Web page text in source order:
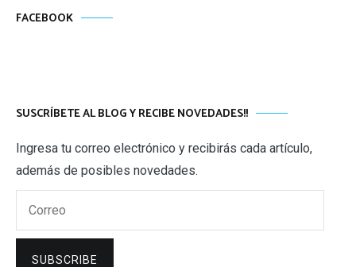
FACEBOOK
SUSCRÍBETE AL BLOG Y RECIBE NOVEDADES!!
Ingresa tu correo electrónico y recibirás cada artículo,
además de posibles novedades.
SUBSCRIBE